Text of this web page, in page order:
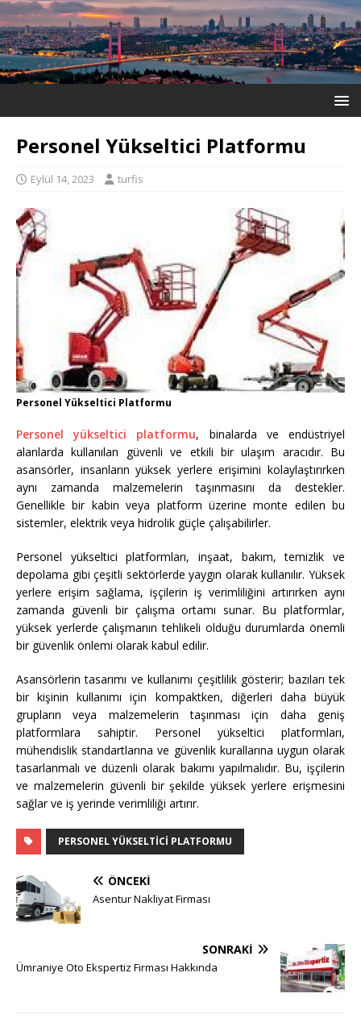
Personel Yükseltici Platformu
Eylül 14, 2023 turfis
Personel Yükseltici Platformu
Personel yükseltici platformu, binalarda ve endüstriyel
alanlarda kullanılan güvenli ve etkili bir ulaşım aracıdır. Bu
asansörler, insanların yüksek yerlere erişimini kolaylaştırırken
aynı zamanda malzemelerin taşınmasını da destekler.
Genellikle bir kabin veya platform üzerine monte edilen bu
sistemler, elektrik veya hidrolik güçle çalışabilirler.
Personel yükseltici platformları, inşaat, bakım, temizlik ve
depolama gibi çeşitli sektörlerde yaygın olarak kullanılır. Yüksek
yerlere erişim sağlama, işçilerin iş verimliliğini artırırken aynı
zamanda güvenli bir çalışma ortamı sunar. Bu platformlar,
yüksek yerlerde çalışmanın tehlikeli olduğu durumlarda önemli
bir güvenlik önlemi olarak kabul edilir.
Asansörlerin tasarımı ve kullanımı çeşitlilik gösterir; bazıları tek
bir kişinin kullanımı için kompaktken, diğerleri daha büyük
grupların veya malzemelerin taşınması için daha geniş
platformlara sahiptir. Personel yükseltici platformları,
mühendislik standartlarına ve güvenlik kurallarına uygun olarak
tasarlanmalı ve düzenli olarak bakımı yapılmalıdır. Bu, işçilerin
ve malzemelerin güvenli bir şekilde yüksek yerlere erişmesini
sağlar ve iş yerinde verimliliği artırır.
PERSONEL YÜKSELTICI PLATFORMU
ÖNCEKI
Asentur Nakliyat Firması
SONRAKI
Ümraniye Oto Ekspertiz Firması Hakkında